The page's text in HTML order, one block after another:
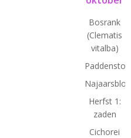
Bosrank
(Clematis
vitalba)
Herfst 1:
zaden
Cichorei